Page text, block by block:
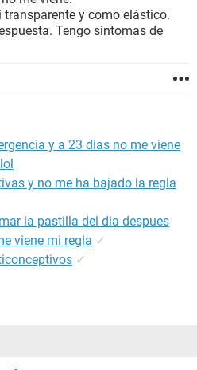
y como elástico.
Tengo sintomas de
y a 23 dias no me viene
y no me ha bajado la regla
la pastilla del dia despues
viene mi regla ✓
✓